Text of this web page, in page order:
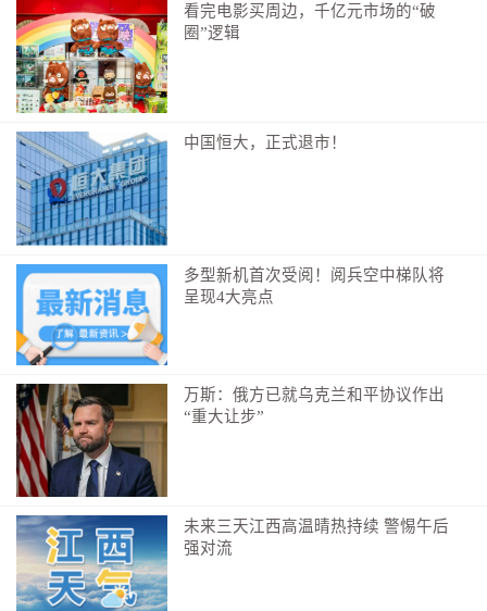
看完电影买周边，千亿元市场的“破
圈”逻辑
中国恒大，正式退市！
多型新机首次受阅！阅兵空中梯队将
呈现4大亮点
万斯：俄方已就乌克兰和平协议作出
“重大让步”
未来三天江西高温晴热持续 警惕午后
强对流